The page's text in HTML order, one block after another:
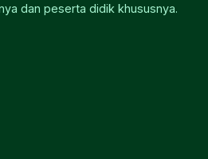
dan peserta didik khususnya.